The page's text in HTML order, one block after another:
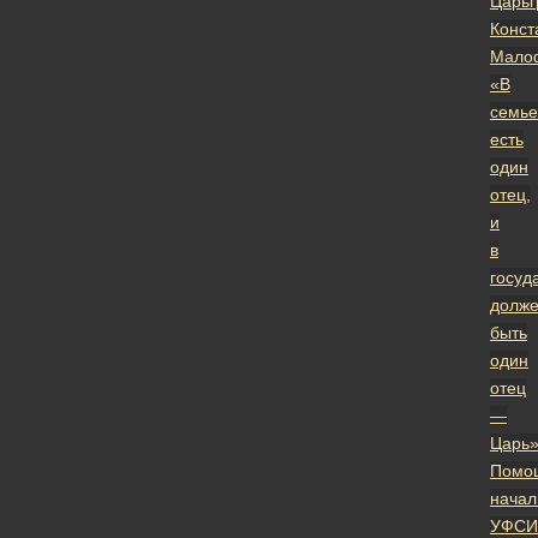
«В
семье
есть
один
отец,
и
в
быть
один
отец
—
Царь»